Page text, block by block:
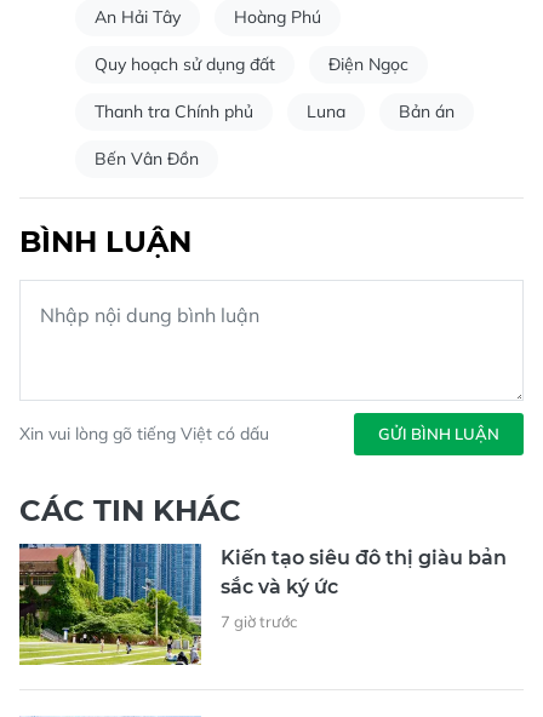
An Hải Tây Hoàng Phú
Quy hoạch sử dụng đất Điện Ngọc
Thanh tra Chính phủ Luna Bản án
Bến Vân Đồn
BÌNH LUẬN
Xin vui lòng gõ tiếng Việt có dấu GỬI BÌNH LUẬN
CÁC TIN KHÁC
Kiến tạo siêu đô thị giàu bản
sắc và ký ức
7 giờ trước